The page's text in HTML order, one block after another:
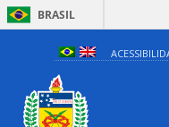
BRASIL